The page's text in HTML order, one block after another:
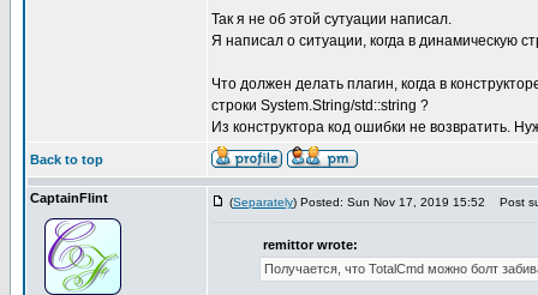
Так я не об этой сутуации написал.
Я написал о ситуации, когда в динамическую
Что должен делать плагин, когда в
строки System.String/std::string ?
Из конструктора код ошибки не возвратить.
Back to top
CaptainFlint (Separately) Posted: Sun Nov 17, 2019 15:52 Post
remittor wrote:
Получается, что TotalCmd можно болт